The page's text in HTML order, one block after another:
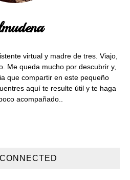
virtual y madre de tres. Viajo,
Me queda mucho por descubrir y,
que compartir en este pequeño
aquí te resulte útil y te haga
acompañado..